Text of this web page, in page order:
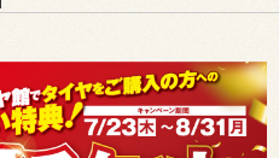
受付は10:00～18:00 まで 営業時間は10:00～
い合わせください。電話も込み合うことが予想さ
日と水曜日 8月10日(月曜日) から 8月14日(金曜